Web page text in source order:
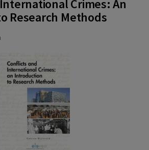
Crimes: An
Research Methods